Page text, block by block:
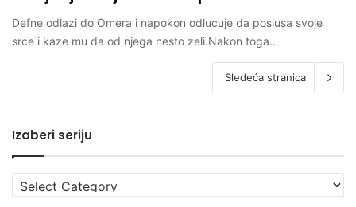
Defne odlazi do Omera i napokon odlucuje da poslusa svoje
srce i kaze mu da od njega nesto zeli.Nakon toga…
Sledeća stranica
Izaberi seriju
Izaberi
seriju